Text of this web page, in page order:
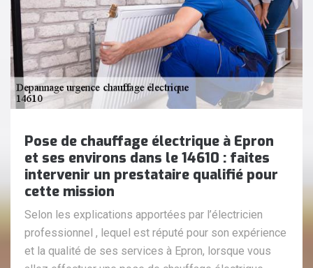
Pose de chauffage électrique à Epron
et ses environs dans le 14610 : faites
intervenir un prestataire qualifié pour
cette mission
Selon les explications apportées par l’électricien
professionnel , lequel est réputé pour son expérience
et la qualité de ses services à Epron, lorsque vous